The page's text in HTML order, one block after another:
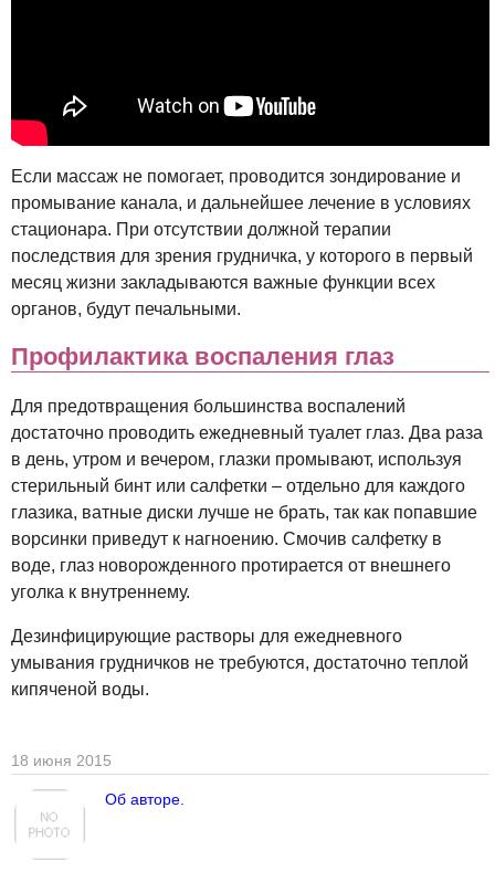
Если массаж не помогает, проводится зондирование и
промывание канала, и дальнейшее лечение в условиях
стационара. При отсутствии должной терапии
последствия для зрения грудничка, у которого в первый
месяц жизни закладываются важные функции всех
органов, будут печальными.
Профилактика воспаления глаз
Для предотвращения большинства воспалений
достаточно проводить ежедневный туалет глаз. Два раза
в день, утром и вечером, глазки промывают, используя
стерильный бинт или салфетки – отдельно для каждого
глазика, ватные диски лучше не брать, так как попавшие
ворсинки приведут к нагноению. Смочив салфетку в
воде, глаз новорожденного протирается от внешнего
уголка к внутреннему.
Дезинфицирующие растворы для ежедневного
умывания грудничков не требуются, достаточно теплой
кипяченой воды.
18 июня 2015
Об авторе.